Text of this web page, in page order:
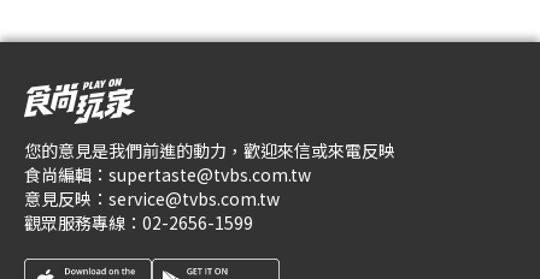
您的意見是我們前進的動力，歡迎來信或來電反映
食尚編輯： supertaste@tvbs.com.tw
意見反映： service@tvbs.com.tw
觀眾服務專線： 02-2656-1599